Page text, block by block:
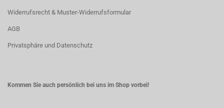
Widerrufsrecht & Muster-Widerrufsformular
AGB
Privatsphäre und Datenschutz
Kommen Sie auch persönlich bei uns im Shop vorbei!